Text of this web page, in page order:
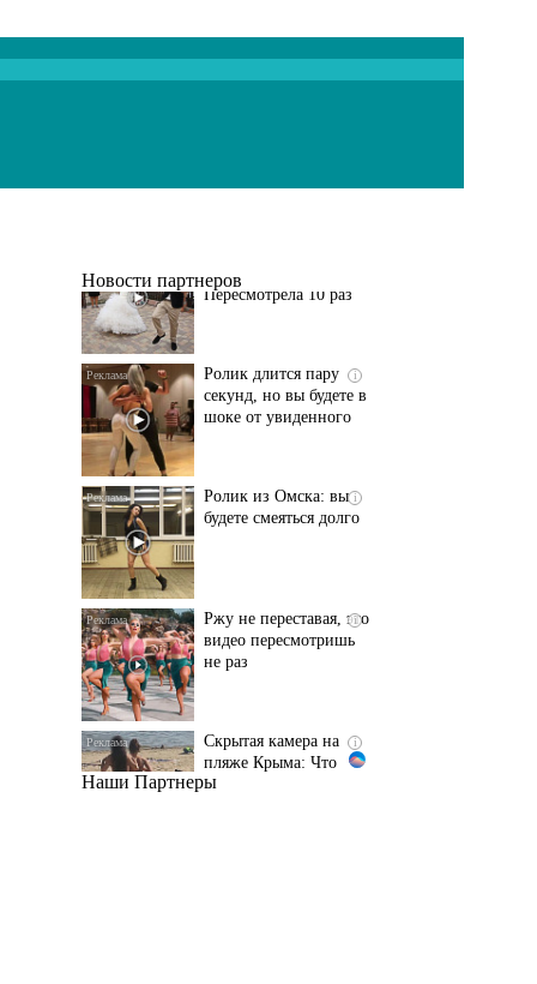
Новости партнеров
Ролик длится пару
Ролик из Омска: вы
Скрытая камера на
их не видят...
Ролик длится
Наши Партнеры